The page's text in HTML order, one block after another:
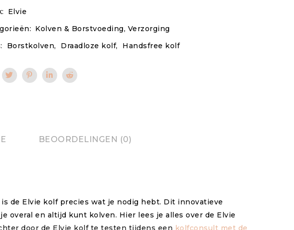
Elvie
Kolven & Borstvoeding, Verzorging
Borstkolven, Draadloze kolf, Handsfree kolf
BEOORDELINGEN (0)
de Elvie kolf precies wat je nodig hebt. Dit innovatieve
overal en altijd kunt kolven. Hier lees je alles over de Elvie
door de Elvie kolf te testen tijdens een kolfconsult met de